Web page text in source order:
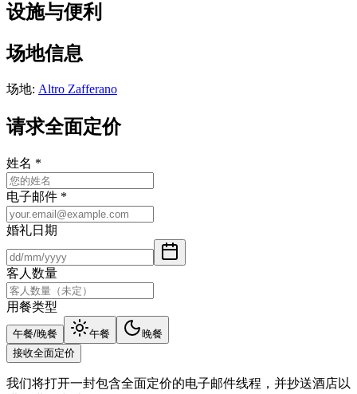
设施与便利
场地信息
场地: Altro Zafferano
请求全面定价
姓名 *
电子邮件 *
婚礼日期
客人数量
用餐类型
午餐/晚餐 午餐
晚餐
接收全面定价
我们将打开一封包含全面定价的电子邮件线程，并抄送酒店以